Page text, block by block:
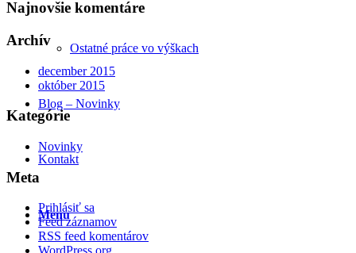
Ostatné práce vo výškach
Blog – Novinky
Kontakt
Menu
Najnovšie komentáre
Archív
december 2015
október 2015
Kategórie
Novinky
Meta
Prihlásiť sa
Feed záznamov
RSS feed komentárov